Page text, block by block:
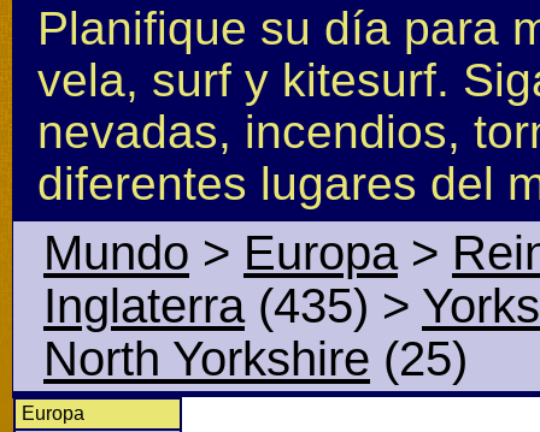
Planifique su día para
vela, surf y kitesurf.
nevadas, incendios,
diferentes lugares del
Mundo > Europa>
Inglaterra(435) >
North Yorkshire (25)
Europa